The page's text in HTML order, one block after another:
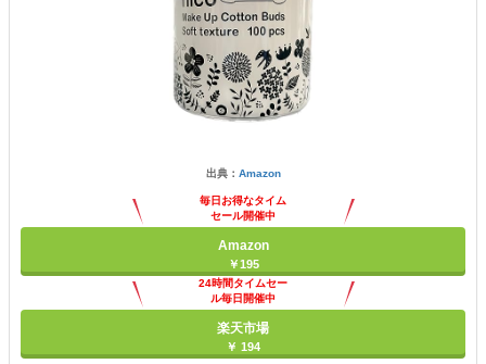
出典： Amazon
毎日お得なタイム
セール開催中
Amazon
￥195
24時間タイムセー
ル毎日開催中
楽天市場
￥ 194